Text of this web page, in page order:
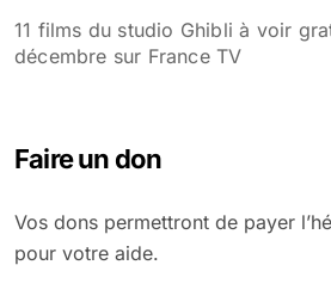
11 films du studio Ghibli à voir
décembre sur France TV
Faire un don
Vos dons permettront de payer
pour votre aide.